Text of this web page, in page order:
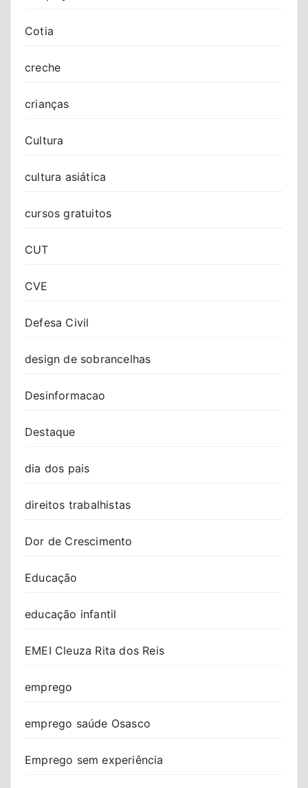
Cotia
creche
crianças
Cultura
cultura asiática
cursos gratuitos
CUT
CVE
Defesa Civil
design de sobrancelhas
Desinformacao
Destaque
dia dos pais
direitos trabalhistas
Dor de Crescimento
Educação
educação infantil
EMEI Cleuza Rita dos Reis
emprego
emprego saúde Osasco
Emprego sem experiência